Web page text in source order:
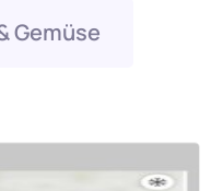
Gemüse